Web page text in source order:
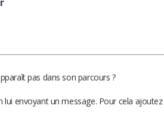
pas dans son parcours ?
envoyant un message. Pour cela ajoutez